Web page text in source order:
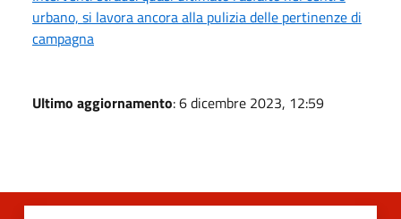
urbano, si lavora ancora alla pulizia delle pertinenze di
campagna
Ultimo aggiornamento: 6 dicembre 2023, 12:59